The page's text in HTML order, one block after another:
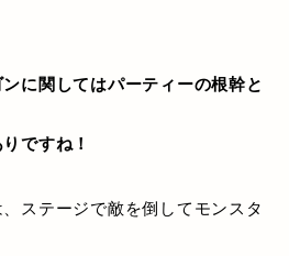
に関してはパーティーの根幹と
ですね！
、ステージで敵を倒してモンスタ